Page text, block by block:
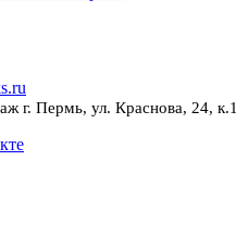
г. Пермь, ул. Краснова, 24, к.1